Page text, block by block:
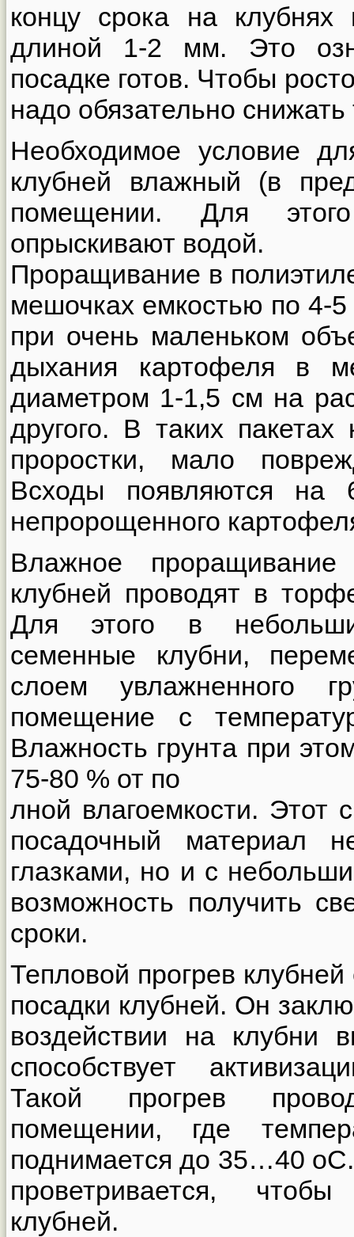
концу срока на клубнях
длиной 1-2 мм. Это
посадке готов. Чтобы
надо обязательно
Необходимое условие
клубней влажный (в
помещении. Для
опрыскивают водой.
Проращивание в
мешочках емкостью по 4-5
при очень маленьком
дыхания картофеля в
диаметром 1-1,5 см на
другого. В таких
проростки, мало
Всходы появляются
непророщенного
Влажное
клубней проводят в
Для этого в
семенные клубни,
слоем увлажненного
помещение с
Влажность грунта при
75-80 % от по
лной влагоемкости. Этот
посадочный материал
глазками, но и с
возможность получить
сроки.
Тепловой прогрев
посадки клубней. Он
воздействии на клубни
способствует
Такой прогрев
помещении, где
поднимается до 35…40
проветривается,
клубней.